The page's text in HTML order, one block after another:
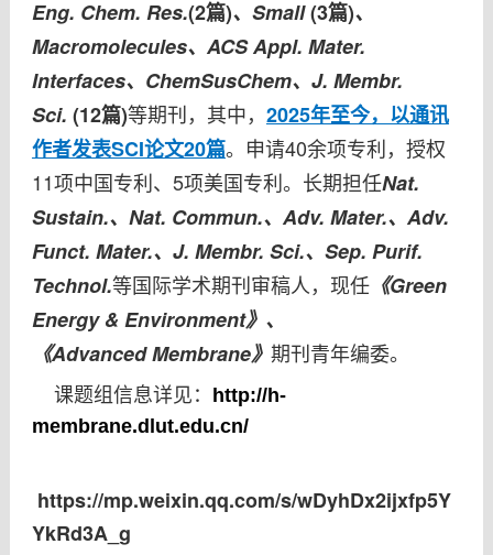
Eng. Chem. Res.(2篇)、Small(3篇)、
Macromolecules、ACS Appl. Mater.
Interfaces、ChemSusChem、J. Membr.
Sci. (12篇)等期刊，其中， 2025年至今，以通讯
作者发表SCI论文20篇。 申请40余项专利，授权
11项中国专利、5项美国专利。长期担任Nat.
Sustain.、 Nat. Commun.、 Adv. Mater.、Adv.
Funct. Mater.、J. Membr. Sci.、 Sep. Purif.
Technol.等国际学术期刊审稿人，现任《Green
Energy & Environment》、
《Advanced Membrane》 期刊青年编委。
课题组信息详见 ：
http://h-
membrane.dlut.edu.cn/
https://mp.weixin.qq.com/s/wDyhDx2ijxfp5Y
YkRd3A_g